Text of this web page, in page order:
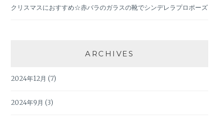
クリスマスにおすすめ☆赤バラのガラスの靴でシンデレラプロポーズ
ARCHIVES
2024年12月 (7)
2024年9月 (3)